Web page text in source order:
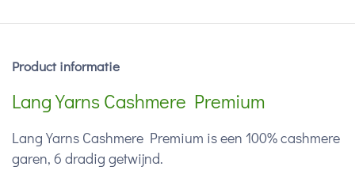
Product informatie
Lang Yarns Cashmere Premium
Lang Yarns Cashmere Premium is een 100% cashmere
garen, 6 dradig getwijnd.